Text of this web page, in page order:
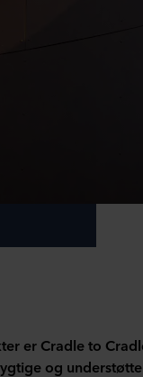
er Cradle to
og